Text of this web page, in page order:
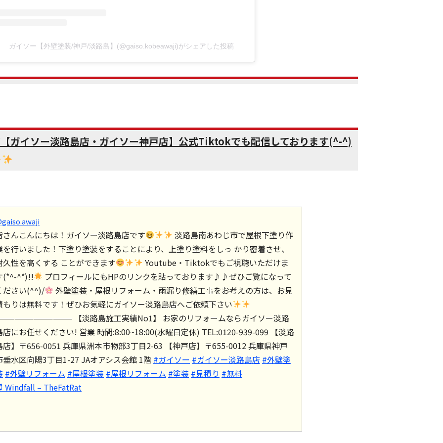
ガイソー【外壁塗装/神戸/淡路島】(@gaiso.kobeawaji)がシェアした投稿
ガイソー淡路島店・ガイソー神戸店】公式Tiktokでも配信しております(^-^)
さんこんにちは！ガイソー淡路島店です
淡路島南あわじ市で屋根下塗り作
を行いました！下塗り塗装をすることにより、上塗り塗料をしっ かり密着させ、
久性を高くする ことができます
Youtube・Tiktokでもご視聴いただけま
(*^-^*)!!
プロフィールにもHPのリンクを貼っております♪♪ぜひご覧になって
ださい(^^)/
外壁塗装・屋根リフォーム・雨漏り修繕工事をお考えの方は、お見
もりは無料です！ぜひお気軽にガイソー淡路島店へご依頼下さい
【淡路島施工実績No1】 お家のリフォームならガイソー淡路
店にお任せください! 営業 時間:8:00~18:00(水曜日定休) TEL:0120-939-099 【淡路
店】〒656-0051 兵庫県洲本市物部3丁目2-63 【神戸店】〒655-0012 兵庫県神戸
垂水区向陽3丁目1-27 JAオアシス会館 1階 #ガイソー #ガイソー淡路島店 #外壁塗
#外壁リフォーム #屋根塗装 #屋根リフォーム #塗装 #見積り #無料
Windfall – TheFatRat